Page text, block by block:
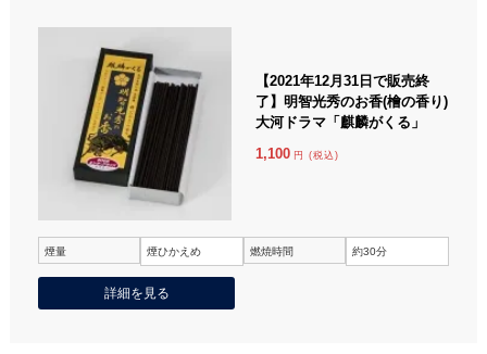
【2021年12月31日で販売終
了】明智光秀のお香(檜の香り)
大河ドラマ「麒麟がくる」
1,100 円 (税込)
煙量 煙ひかえめ 燃焼時間 約30分
詳細を見る